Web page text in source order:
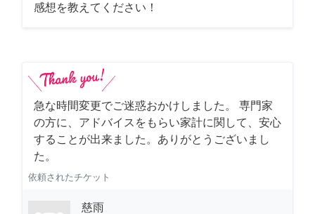
感想を教えてください！
急な時間変更でご迷惑おかけしました。 専門家
の方に、アドバイスをもらい家計に関して、安心
することが出来ました。ありがとうございまし
た。
依頼されたチケット
慈雨